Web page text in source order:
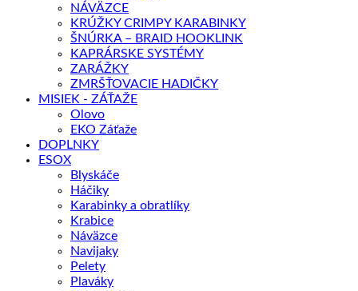
NÁVÄZCE
KRÚŽKY CRIMPY KARABINKY
ŠNÚRKA – BRAID HOOKLINK
KAPRÁRSKE SYSTÉMY
ZARÁŽKY
ZMRŠŤOVACIE HADIČKY
MISIEK - ZÁŤAŽE
Olovo
EKO Záťaže
DOPLNKY
ESOX
Blyskáče
Háčiky
Karabinky a obratlíky
Krabice
Náväzce
Navijaky
Pelety
Plaváky